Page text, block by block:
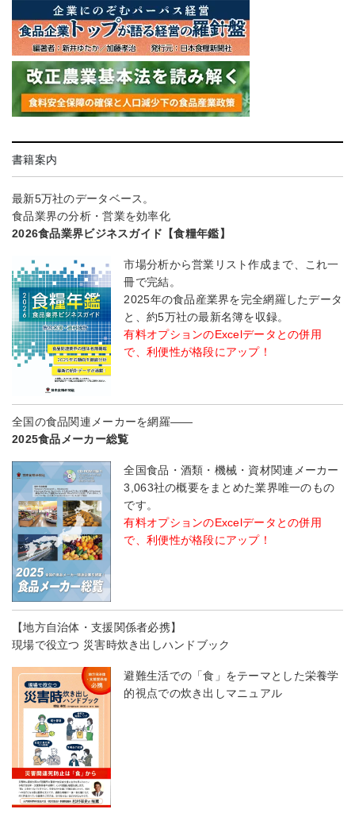
書籍案内
最新5万社のデータベース。
食品業界の分析・営業を効率化
2026食品業界ビジネスガイド【食糧年鑑】
市場分析から営業リスト作成まで、これ一
冊で完結。
2025年の食品産業界を完全網羅したデータ
と、約5万社の最新名簿を収録。
有料オプションのExcelデータとの併用
で、利便性が格段にアップ！
全国の食品関連メーカーを網羅――
2025食品メーカー総覧
全国食品・酒類・機械・資材関連メーカー
3,063社の概要をまとめた業界唯一のもの
です。
有料オプションのExcelデータとの併用
で、利便性が格段にアップ！
【地方自治体・支援関係者必携】
現場で役立つ 災害時炊き出しハンドブック
避難生活での「食」をテーマとした栄養学
的視点での炊き出しマニュアル